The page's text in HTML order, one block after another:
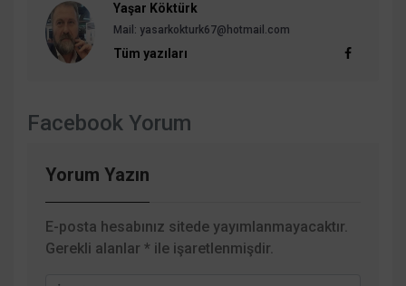
Yaşar Köktürk
Mail: yasarkokturk67@hotmail.com
Tüm yazıları
Facebook Yorum
Yorum Yazın
E-posta hesabınız sitede yayımlanmayacaktır.
Gerekli alanlar * ile işaretlenmişdir.